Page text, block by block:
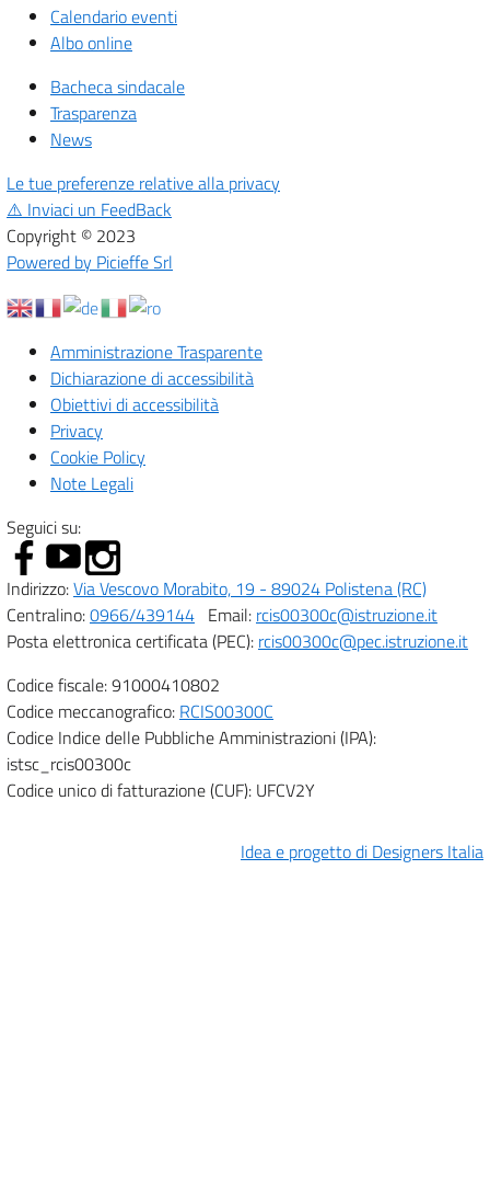
Calendario eventi
Albo online
Bacheca sindacale
Trasparenza
News
Le tue preferenze relative alla privacy
⚠️ Inviaci un FeedBack
Copyright © 2023
Powered by Picieffe Srl
Amministrazione Trasparente
Dichiarazione di accessibilità
Obiettivi di accessibilità
Privacy
Cookie Policy
Note Legali
Seguici su:
Indirizzo:Via Vescovo Morabito, 19 - 89024 Polistena (RC)
Centralino:0966/439144 Email: rcis00300c@istruzione.it
Posta elettronica certificata (PEC): rcis00300c@pec.istruzione.it
Codice fiscale: 91000410802
Codice meccanografico: RCIS00300C
Codice Indice delle Pubbliche Amministrazioni (IPA):
istsc_rcis00300c
Codice unico di fatturazione (CUF): UFCV2Y
Idea e progetto di Designers Italia